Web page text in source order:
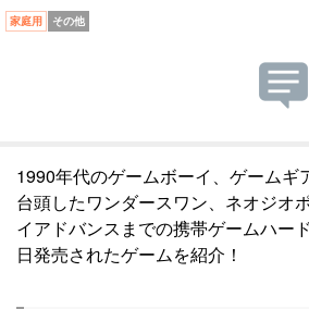
家庭用 その他
1990年代のゲームボーイ、ゲームギ
台頭したワンダースワン、ネオジオ
イアドバンスまでの携帯ゲームハー
日発売されたゲームを紹介！